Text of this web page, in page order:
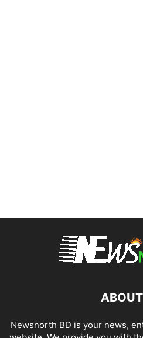
Newsnorth BD is your news,